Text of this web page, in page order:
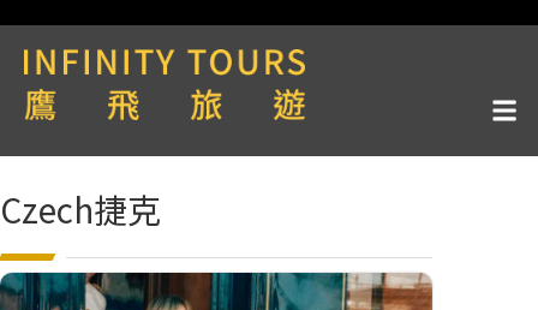
Czech捷克